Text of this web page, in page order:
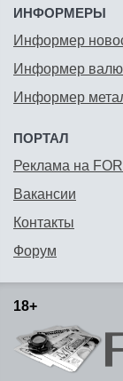
ИНФОРМЕРЫ
Информер
Информер
Информер
ПОРТАЛ
Реклама на
Вакансии
Контакты
Форум
18+